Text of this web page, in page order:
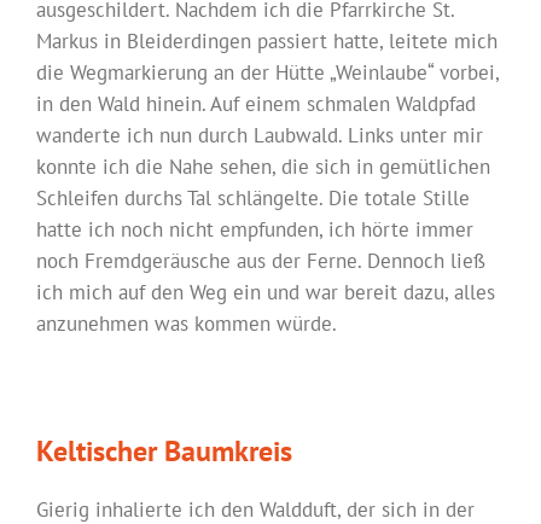
ausgeschildert. Nachdem ich die Pfarrkirche St.
Markus in Bleiderdingen passiert hatte, leitete mich
die Wegmarkierung an der Hütte „Weinlaube“ vorbei,
in den Wald hinein. Auf einem schmalen Waldpfad
wanderte ich nun durch Laubwald. Links unter mir
konnte ich die Nahe sehen, die sich in gemütlichen
Schleifen durchs Tal schlängelte. Die totale Stille
hatte ich noch nicht empfunden, ich hörte immer
noch Fremdgeräusche aus der Ferne. Dennoch ließ
ich mich auf den Weg ein und war bereit dazu, alles
anzunehmen was kommen würde.
Keltischer Baumkreis
Gierig inhalierte ich den Waldduft, der sich in der